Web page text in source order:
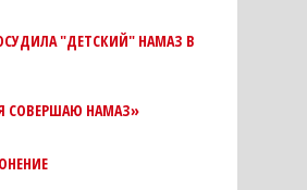
"ДЕТСКИЙ" НАМАЗ В
СОВЕРШАЮ НАМАЗ»